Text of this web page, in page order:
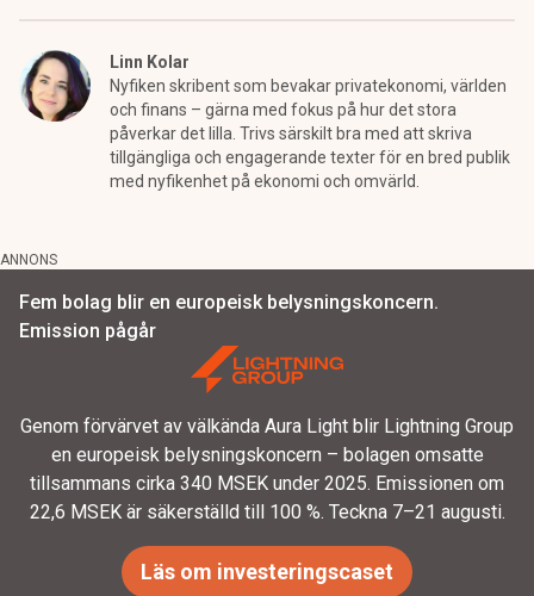
Linn Kolar
Nyfiken skribent som bevakar privatekonomi, världen
och finans – gärna med fokus på hur det stora
påverkar det lilla. Trivs särskilt bra med att skriva
tillgängliga och engagerande texter för en bred publik
med nyfikenhet på ekonomi och omvärld.
ANNONS
Fem bolag blir en europeisk belysningskoncern.
Emission pågår
Genom förvärvet av välkända Aura Light blir Lightning Group
en europeisk belysningskoncern – bolagen omsatte
tillsammans cirka 340 MSEK under 2025. Emissionen om
22,6 MSEK är säkerställd till 100 %. Teckna 7–21 augusti.
Läs om investeringscaset